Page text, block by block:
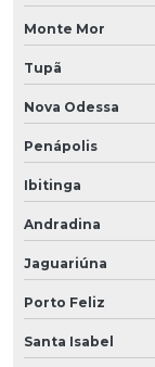
Monte Mor
Tupã
Nova Odessa
Penápolis
Ibitinga
Andradina
Jaguariúna
Porto Feliz
Santa Isabel